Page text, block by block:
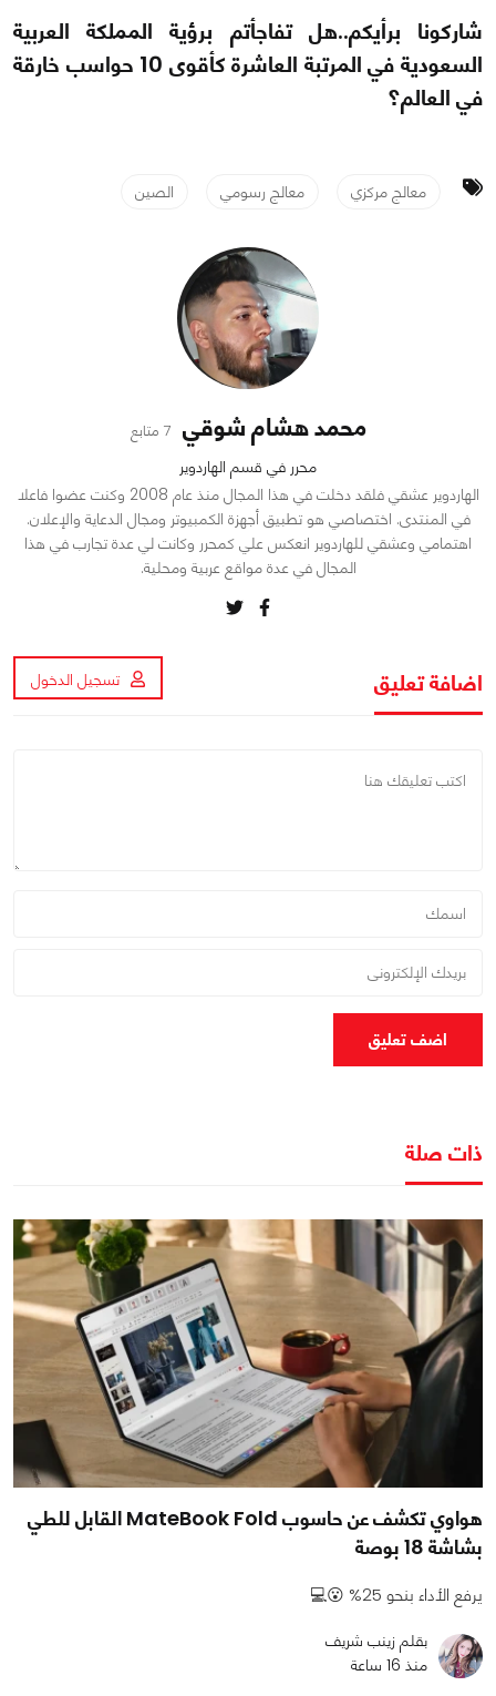
شاركونا برأيكم..هل تفاجأتم برؤية المملكة العربية
السعودية في المرتبة العاشرة كأقوى 10 حواسب خارقة
في العالم؟
معالج مركزي معالج رسومي الصين
محمد هشام شوقي 7 متابع
محرر في قسم الهاردوير
الهاردوير عشقي فلقد دخلت في هذا المجال منذ عام 2008 وكنت عضوا فاعلا
في المنتدى. اختصاصي هو تطبيق أجهزة الكمبيوتر ومجال الدعاية والإعلان.
اهتمامي وعشقي للهاردوير انعكس علي كمحرر وكانت لي عدة تجارب في هذا
المجال في عدة مواقع عربية ومحلية.
اضافة تعليق تسجيل الدخول
اضف تعليق
ذات صلة
هواوي تكشف عن حاسوب MateBook Fold القابل للطي
بشاشة 18 بوصة
يرفع الأداء بنحو 25% 😮💻
بقلم زينب شريف
منذ 16 ساعة